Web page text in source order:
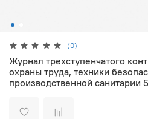
(0)
Журнал трехступенчатого
охраны труда, техники
производственной санитарии